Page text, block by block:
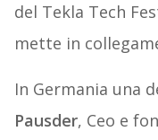
del Tekla Tech
mette in
In Germania una
Pausder, Ceo e